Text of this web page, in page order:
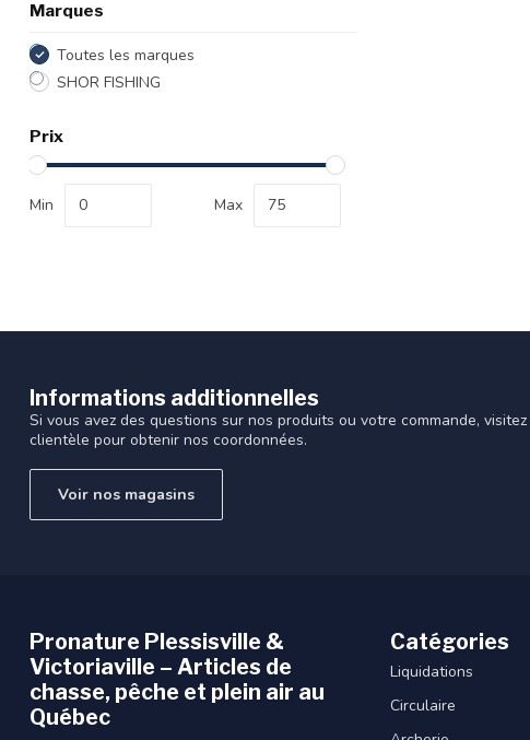
Marques
Toutes les marques
SHOR FISHING
Prix
Min Max
Informations additionnelles
Si vous avez des questions sur nos produits ou votre commande,
clientèle pour obtenir nos coordonnées.
Voir nos magasins
Pronature Plessisville &
Victoriaville – Articles de
chasse, pêche et plein air au
Québec
Catégories
Liquidations
Circulaire